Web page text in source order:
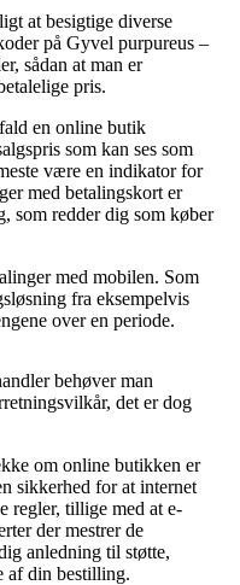
at besigtige diverse
på Gyvel purpureus –
sådan at man er
pris.
en online butik
som kan ses som
være en indikator for
med betalingskort er
som redder dig som køber
med mobilen. Som
fra eksempelvis
over en periode.
behøver man
det er dog
om online butikken er
sikkerhed for at internet
regler, tillige med at e-
der mestrer de
anledning til støtte,
af din bestilling.